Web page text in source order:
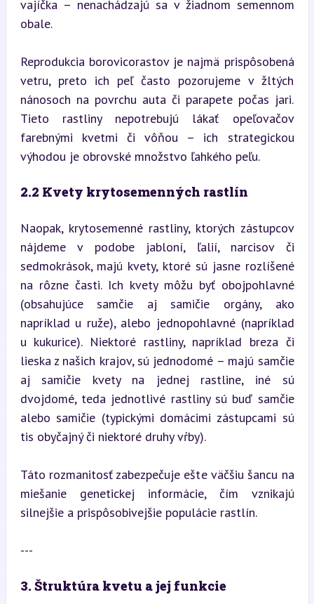
vajíčka – nenachádzajú sa v žiadnom semennom
obale.
Reprodukcia borovicorastov je najmä prispôsobená
vetru, preto ich peľ často pozorujeme v žltých
nánosoch na povrchu auta či parapete počas jari.
Tieto rastliny nepotrebujú lákať opeľovačov
farebnými kvetmi či vôňou – ich strategickou
výhodou je obrovské množstvo ľahkého peľu.
2.2 Kvety krytosemenných rastlín
Naopak, krytosemenné rastliny, ktorých zástupcov
nájdeme v podobe jabloní, ľalií, narcisov či
sedmokrások, majú kvety, ktoré sú jasne rozlíšené
na rôzne časti. Ich kvety môžu byť obojpohlavné
(obsahujúce samčie aj samičie orgány, ako
napríklad u ruže), alebo jednopohlavné (napríklad
u kukurice). Niektoré rastliny, napríklad breza či
lieska z našich krajov, sú jednodomé – majú samčie
aj samičie kvety na jednej rastline, iné sú
dvojdomé, teda jednotlivé rastliny sú buď samčie
alebo samičie (typickými domácimi zástupcami sú
tis obyčajný či niektoré druhy vŕby).
Táto rozmanitosť zabezpečuje ešte väčšiu šancu na
miešanie genetickej informácie, čím vznikajú
silnejšie a prispôsobivejšie populácie rastlín.
---
3. Štruktúra kvetu a jej funkcie